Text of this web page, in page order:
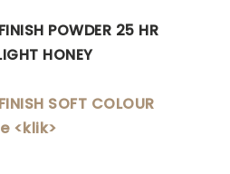
POWDER 25 HR
HONEY
SOFT COLOUR
<klik>